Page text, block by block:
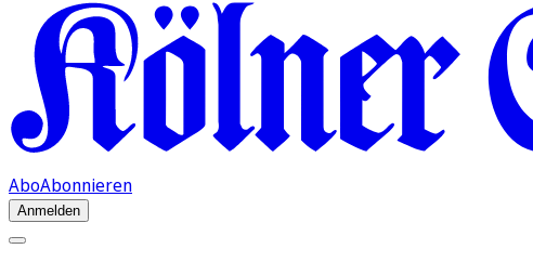
AboAbonnieren
Anmelden